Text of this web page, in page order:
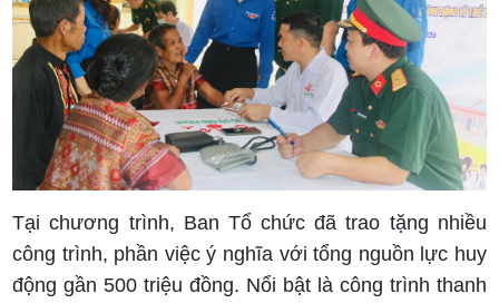
Tại chương trình, Ban Tổ chức đã trao tặng nhiều
công trình, phần việc ý nghĩa với tổng nguồn lực huy
động gần 500 triệu đồng. Nổi bật là công trình thanh